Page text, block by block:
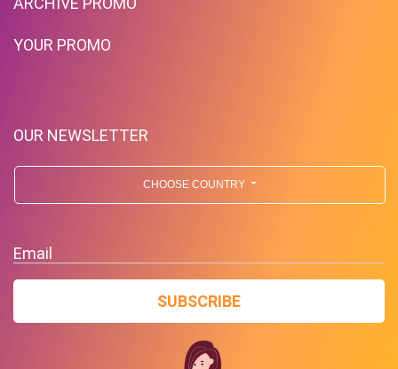
YOUR PROMO
OUR NEWSLETTER
CHOOSE COUNTRY
Email
SUBSCRIBE